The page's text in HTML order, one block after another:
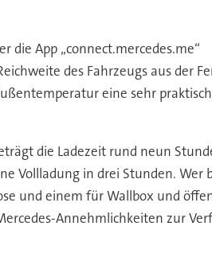
die App „connect.mercedes.me“
des Fahrzeugs aus der
eine sehr
die Ladezeit rund neun
Vollladung in drei Stunden.
und einem für Wallbox und
Annehmlichkeiten zur